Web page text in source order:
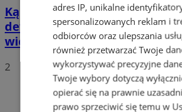
Kąpielisko Leśne trafi w ręce
deweloperów? To sugeruje
wiceprezydent. Co na obecne
2
adres IP, unikalne
spersonalizowanych reklam i
odbiorców oraz ulepszania
również przetwarzać Twoje
wykorzystywać precyzyjne
Twoje wybory dotyczą
opierać się na prawnie
prawo sprzeciwić się temu w